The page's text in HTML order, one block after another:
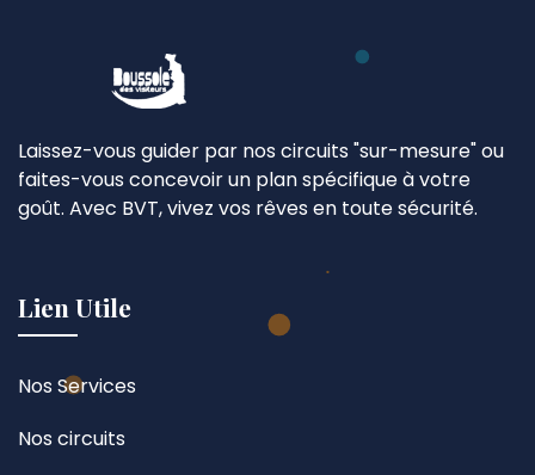
Laissez-vous guider par nos circuits "sur-mesure" ou
faites-vous concevoir un plan spécifique à votre
goût. Avec BVT, vivez vos rêves en toute sécurité.
Lien Utile
Nos Services
Nos circuits